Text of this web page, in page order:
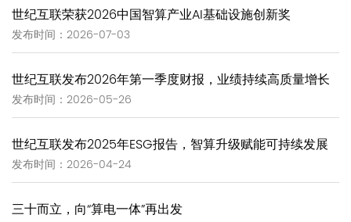
世纪互联荣获2026中国智算产业AI基础设施创新奖
发布时间：2026-07-03
世纪互联发布2026年第一季度财报，业绩持续高质量增长
发布时间：2026-05-26
世纪互联发布2025年ESG报告，智算升级赋能可持续发展
发布时间：2026-04-24
三十而立，向“算电一体”再出发